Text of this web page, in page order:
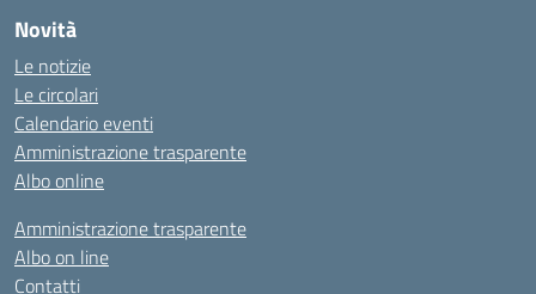
Novità
Le notizie
Le circolari
Calendario eventi
Amministrazione trasparente
Albo online
Amministrazione trasparente
Albo on line
Contatti